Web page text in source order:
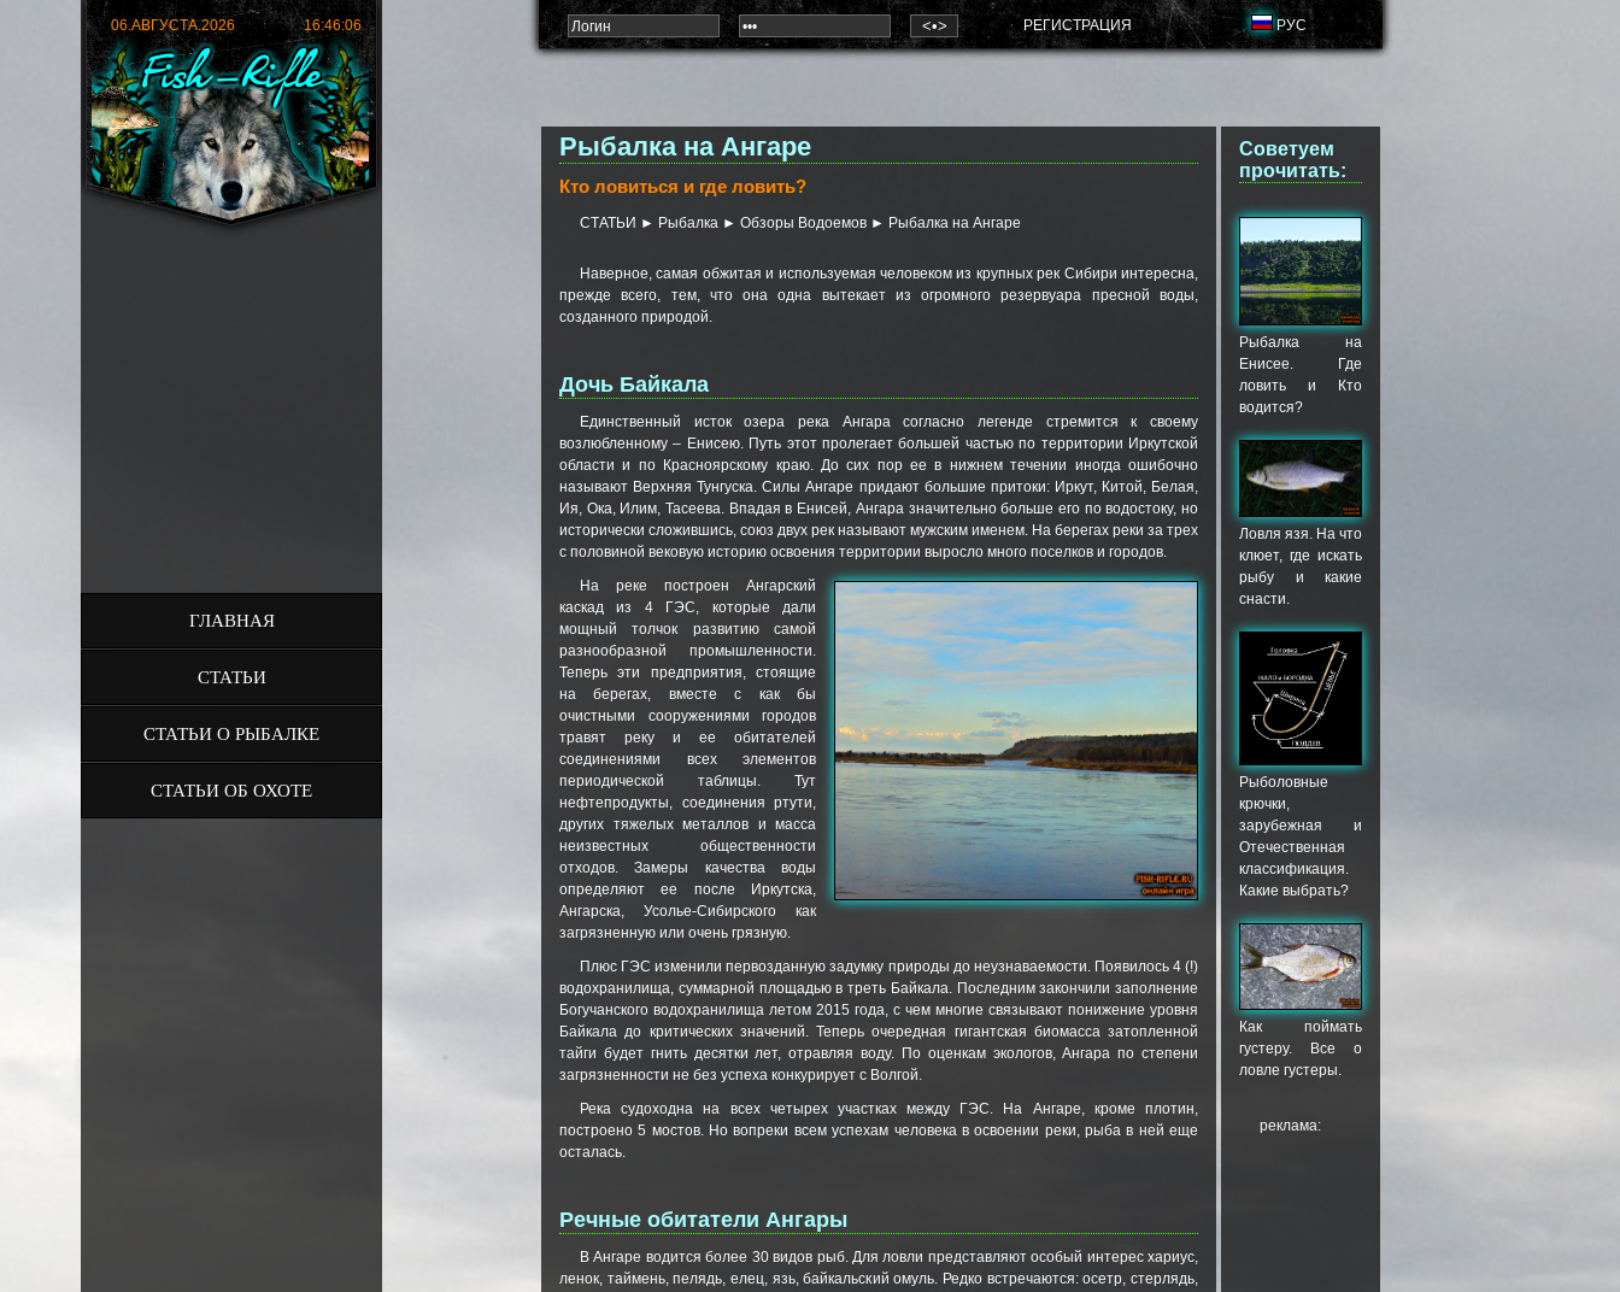
Рыбалка на Ангаре
Кто ловиться и где ловить?
СТАТЬИ ► Рыбалка ► Обзоры Водоемов ► Рыбалка на Ангаре
Наверное, самая обжитая и используемая человеком из крупных рек Сибири интересна,
прежде всего, тем, что она одна вытекает из огромного резервуара пресной воды,
созданного природой.
Дочь Байкала
Единственный исток озера река Ангара согласно легенде стремится к своему
возлюбленному – Енисею. Путь этот пролегает большей частью по территории Иркутской
области и по Красноярскому краю. До сих пор ее в нижнем течении иногда ошибочно
называют Верхняя Тунгуска. Силы Ангаре придают большие притоки: Иркут, Китой, Белая,
Ия, Ока, Илим, Тасеева. Впадая в Енисей, Ангара значительно больше его по водостоку, но
исторически сложившись, союз двух рек называют мужским именем. На берегах реки за трех
с половиной вековую историю освоения территории выросло много поселков и городов.
На реке построен Ангарский
каскад из 4 ГЭС, которые дали
мощный толчок развитию самой
разнообразной промышленности.
Теперь эти предприятия, стоящие
на берегах, вместе с как бы
очистными сооружениями городов
травят реку и ее обитателей
соединениями всех элементов
периодической таблицы. Тут
нефтепродукты, соединения ртути,
других тяжелых металлов и масса
неизвестных общественности
отходов. Замеры качества воды
определяют ее после Иркутска,
Ангарска, Усолье-Сибирского как
загрязненную или очень грязную.
Плюс ГЭС изменили первозданную задумку природы до неузнаваемости. Появилось 4 (!)
водохранилища, суммарной площадью в треть Байкала. Последним закончили заполнение
Богучанского водохранилища летом 2015 года, с чем многие связывают понижение уровня
Байкала до критических значений. Теперь очередная гигантская биомасса затопленной
тайги будет гнить десятки лет, отравляя воду. По оценкам экологов, Ангара по степени
загрязненности не без успеха конкурирует с Волгой.
Река судоходна на всех четырех участках между ГЭС. На Ангаре, кроме плотин,
построено 5 мостов. Но вопреки всем успехам человека в освоении реки, рыба в ней еще
осталась.
Речные обитатели Ангары
В Ангаре водится более 30 видов рыб. Для ловли представляют особый интерес хариус,
ленок, таймень, пелядь, елец, язь, байкальский омуль. Редко встречаются: осетр, стерлядь,
Советуем
прочитать:
Рыбалка на
Енисее. Где
ловить и Кто
водится?
Ловля язя. На что
клюет, где искать
рыбу и какие
снасти.
Рыболовные
крючки,
зарубежная и
Отечественная
классификация.
Какие выбрать?
Как поймать
густеру. Все о
ловле густеры.
реклама:
06.АВГУСТА.2026 16:46:08
ГЛАВНАЯ
СТАТЬИ
СТАТЬИ О РЫБАЛКЕ
СТАТЬИ ОБ ОХОТЕ
РЕГИСТРАЦИЯ РУС